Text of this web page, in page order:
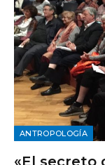
ANTROPOLOGÍA
«El secreto